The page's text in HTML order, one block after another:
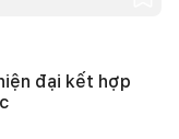
đại kết hợp